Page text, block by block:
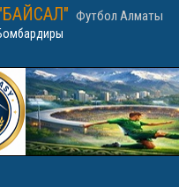
Футбол Алматы